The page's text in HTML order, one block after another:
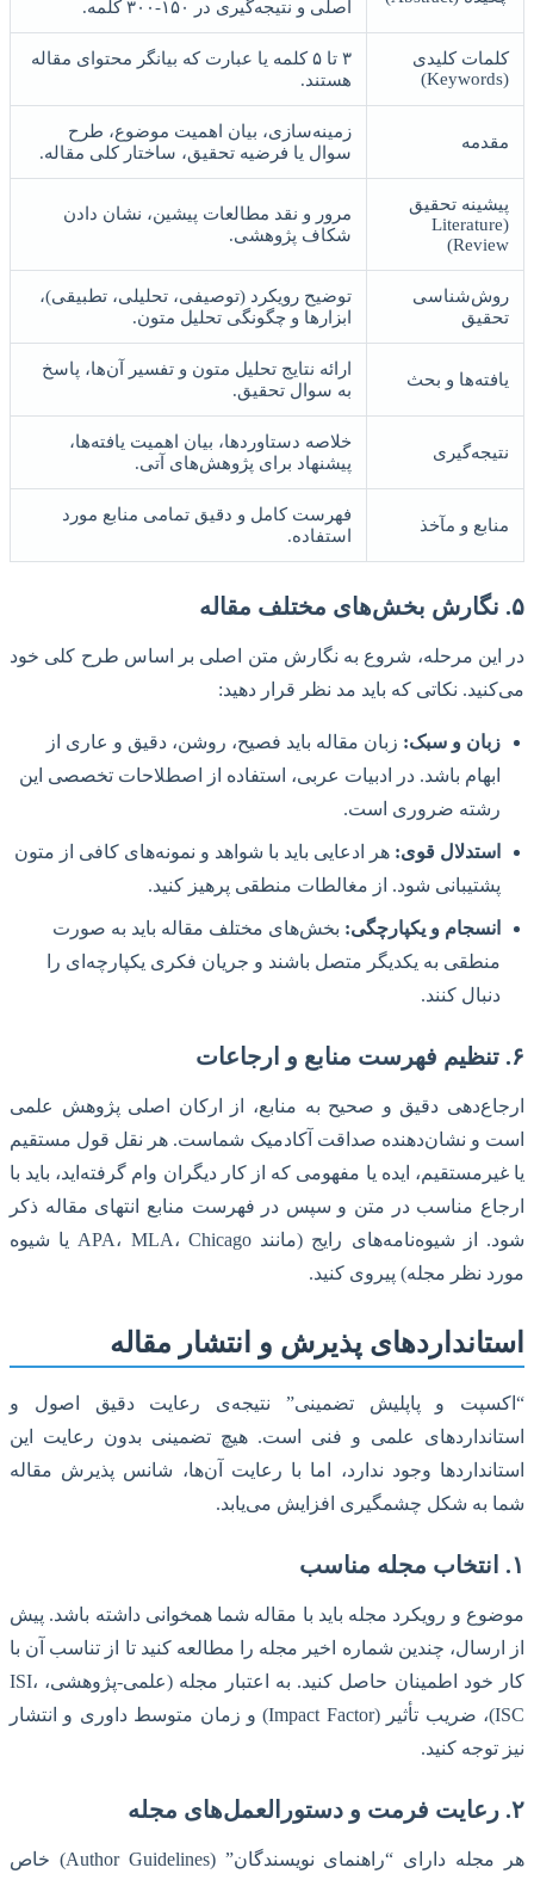
اصلی و نتیجه‌گیری در ۱۵۰-۳۰۰ کلمه.
کلمات کلیدی
(Keywords)
۳ تا ۵ کلمه یا عبارت که بیانگر محتوای مقاله
هستند.
مقدمه
زمینه‌سازی، بیان اهمیت موضوع، طرح
سوال یا فرضیه تحقیق، ساختار کلی مقاله.
پیشینه تحقیق
(Literature
Review)
مرور و نقد مطالعات پیشین، نشان دادن
شکاف پژوهشی.
روش‌شناسی
تحقیق
توضیح رویکرد (توصیفی، تحلیلی، تطبیقی)،
ابزارها و چگونگی تحلیل متون.
یافته‌ها و بحث
ارائه نتایج تحلیل متون و تفسیر آن‌ها، پاسخ
به سوال تحقیق.
نتیجه‌گیری
خلاصه دستاوردها، بیان اهمیت یافته‌ها،
پیشنهاد برای پژوهش‌های آتی.
منابع و مآخذ
فهرست کامل و دقیق تمامی منابع مورد
استفاده.
۵. نگارش بخش‌های مختلف مقاله
در این مرحله، شروع به نگارش متن اصلی بر اساس طرح کلی خود
می‌کنید. نکاتی که باید مد نظر قرار دهید:
زبان و سبک: زبان مقاله باید فصیح، روشن، دقیق و عاری از
ابهام باشد. در ادبیات عربی، استفاده از اصطلاحات تخصصی این
رشته ضروری است.
استدلال قوی: هر ادعایی باید با شواهد و نمونه‌های کافی از متون
پشتیبانی شود. از مغالطات منطقی پرهیز کنید.
انسجام و یکپارچگی: بخش‌های مختلف مقاله باید به صورت
منطقی به یکدیگر متصل باشند و جریان فکری یکپارچه‌ای را
دنبال کنند.
۶. تنظیم فهرست منابع و ارجاعات
ارجاع‌دهی دقیق و صحیح به منابع، از ارکان اصلی پژوهش علمی
است و نشان‌دهنده صداقت آکادمیک شماست. هر نقل قول مستقیم
یا غیرمستقیم، ایده یا مفهومی که از کار دیگران وام گرفته‌اید، باید با
ارجاع مناسب در متن و سپس در فهرست منابع انتهای مقاله ذکر
شود. از شیوه‌نامه‌های رایج (مانند APA، MLA، Chicago یا شیوه
مورد نظر مجله) پیروی کنید.
استانداردهای پذیرش و انتشار مقاله
“اکسپت و پاپلیش تضمینی” نتیجه‌ی رعایت دقیق اصول و
استانداردهای علمی و فنی است. هیچ تضمینی بدون رعایت این
استانداردها وجود ندارد، اما با رعایت آن‌ها، شانس پذیرش مقاله
شما به شکل چشمگیری افزایش می‌یابد.
۱. انتخاب مجله مناسب
موضوع و رویکرد مجله باید با مقاله شما همخوانی داشته باشد. پیش
از ارسال، چندین شماره اخیر مجله را مطالعه کنید تا از تناسب آن با
کار خود اطمینان حاصل کنید. به اعتبار مجله (علمی-پژوهشی، ISI،
ISC)، ضریب تأثیر (Impact Factor) و زمان متوسط داوری و انتشار
نیز توجه کنید.
۲. رعایت فرمت و دستورالعمل‌های مجله
هر مجله دارای “راهنمای نویسندگان” (Author Guidelines) خاص